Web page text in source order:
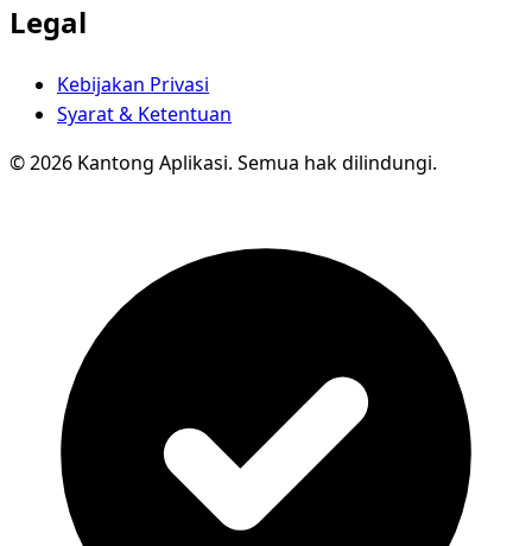
Legal
Kebijakan Privasi
Syarat & Ketentuan
© 2026 Kantong Aplikasi. Semua hak dilindungi.